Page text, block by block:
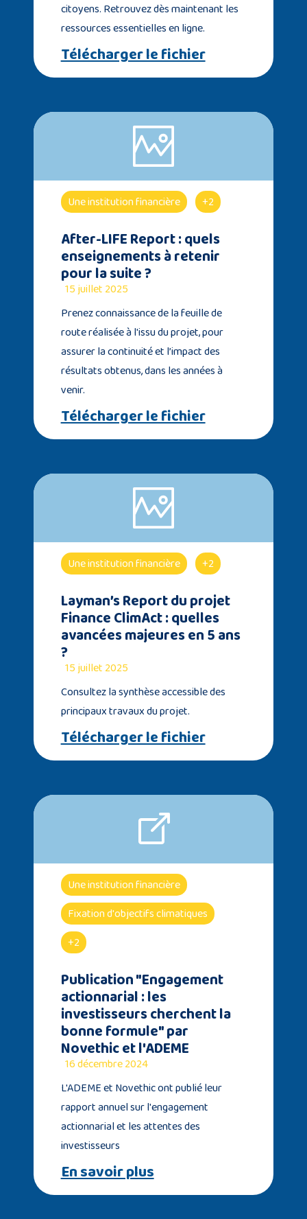
citoyens. Retrouvez dès maintenant les
ressources essentielles en ligne.
Télécharger le fichier
Une institution financière +2
After-LIFE Report : quels
enseignements à retenir
pour la suite ?
15 juillet 2025
Prenez connaissance de la feuille de
route réalisée à l'issu du projet, pour
assurer la continuité et l’impact des
résultats obtenus, dans les années à
venir.
Télécharger le fichier
Une institution financière +2
Layman’s Report du projet
Finance ClimAct : quelles
avancées majeures en 5 ans
?
15 juillet 2025
Consultez la synthèse accessible des
principaux travaux du projet.
Télécharger le fichier
Une institution financière
Fixation d'objectifs climatiques
+2
Publication "Engagement
actionnarial : les
investisseurs cherchent la
bonne formule" par
Novethic et l'ADEME
16 décembre 2024
L'ADEME et Novethic ont publié leur
rapport annuel sur l'engagement
actionnarial et les attentes des
investisseurs
En savoir plus